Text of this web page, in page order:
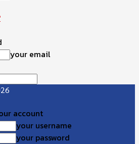
your email
account
your username
your password